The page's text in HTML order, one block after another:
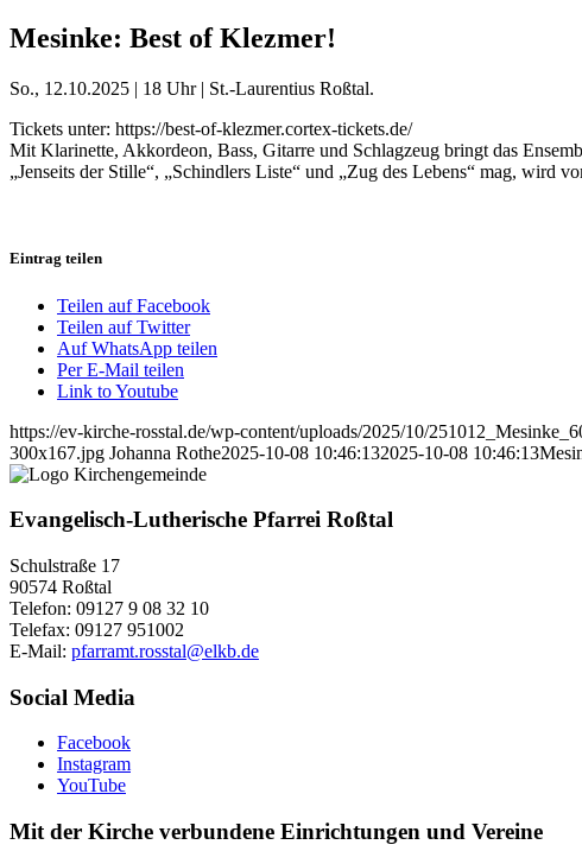
Mesinke: Best of Klezmer!
So., 12.10.2025 | 18 Uhr | St.-Laurentius Roßtal.
Tickets unter: https://best-of-klezmer.cortex-tickets.de/
Mit Klarinette, Akkordeon, Bass, Gitarre und Schlagzeug bringt das
„Jenseits der Stille“, „Schindlers Liste“ und „Zug des Lebens“ mag, wird
Eintrag teilen
Teilen auf Facebook
Teilen auf Twitter
Auf WhatsApp teilen
Per E-Mail teilen
Link to Youtube
https://ev-kirche-rosstal.de/wp-content/uploads/2025/10/
300x167.jpg Johanna Rothe2025-10-08 10:46:132025-10-08 10:46:13
Evangelisch-Lutherische Pfarrei Roßtal
Schulstraße 17
90574 Roßtal
Telefon: 09127 9 08 32 10
Telefax: 09127 951002
E-Mail: pfarramt.rosstal@elkb.de
Social Media
Facebook
Instagram
YouTube
Mit der Kirche verbundene Einrichtungen und Vereine